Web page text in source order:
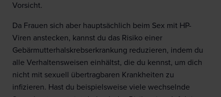
Vorsicht.
Da Frauen sich aber hauptsächlich beim Sex mit HP-
Viren anstecken, kannst du das Risiko einer
Gebärmutterhalskrebserkrankung reduzieren, indem du
alle Verhaltensweisen einhältst, die du kennst, um dich
nicht mit sexuell übertragbaren Krankheiten zu
infizieren. Hast du beispielsweise viele wechselnde